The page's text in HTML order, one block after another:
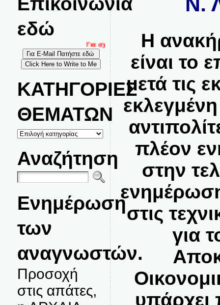
εδώ
Για σχόλια, καταγγελίες και επικοινωνία στο
ΚΑΤΗΓΟΡΙΕΣ
ΘΕΜΑΤΩΝ
ΚΑΤΗΓΟΡΙΕΣ
ΘΕΜΑΤΩΝ
Αναζήτηση
Ενημέρωση
των
αναγνωστών.
Προσοχή
στις απάτες,
Η
είναι το
μετά τις
πλέον
στην
στις
για
υπάρχει